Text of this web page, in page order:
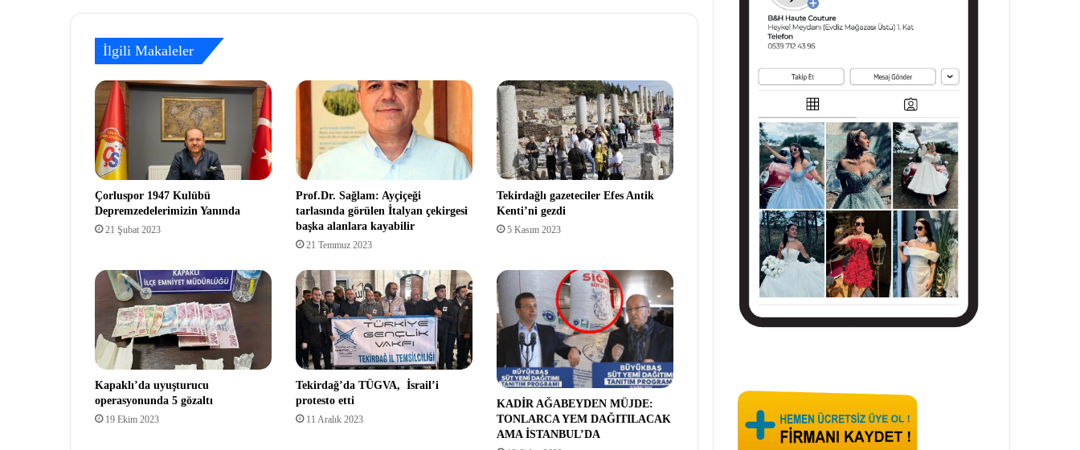
İlgili Makaleler
Çorluspor 1947 Kulübü
Depremzedelerimizin Yanında
21 Şubat 2023
Prof.Dr. Sağlam: Ayçiçeği
tarlasında görülen İtalyan çekirgesi
başka alanlara kayabilir
21 Temmuz 2023
Tekirdağlı gazeteciler Efes Antik
Kenti’ni gezdi
5 Kasım 2023
Kapaklı’da uyuşturucu
operasyonunda 5 gözaltı
19 Ekim 2023
Tekirdağ’da TÜGVA, İsrail’i
protesto etti
11 Aralık 2023
KADİR AĞABEYDEN MÜJDE:
TONLARCA YEM DAĞITILACAK
AMA İSTANBUL’DA